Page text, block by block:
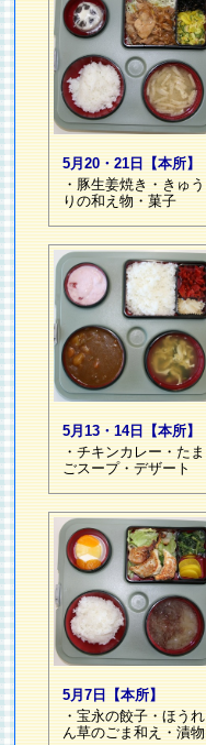
5月20・21日【本所】
・豚生姜焼き・きゅう
りの和え物・菓子
5月13・14日【本所】
・チキンカレー・たま
ごスープ・デザート
5月7日【本所】
・宝永の餃子・ほうれ
ん草のごま和え・漬物